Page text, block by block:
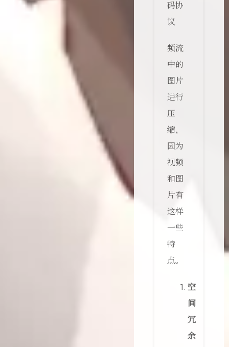
码协
议
频流
中的
图片
进行
压
缩，
因为
视频
和图
片有
这样
一些
特
点。
空
间
冗
余